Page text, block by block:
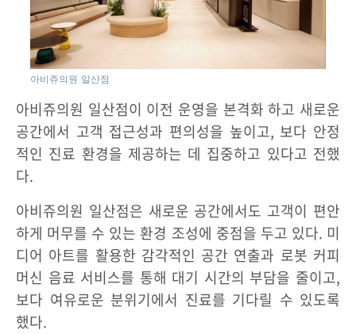
아비쥬의원 일산점
아비쥬의원 일산점이 이전 운영을 본격화 하고 새로운
공간에서 고객 접근성과 편의성을 높이고, 보다 안정
적인 진료 환경을 제공하는 데 집중하고 있다고 전했
다.
아비쥬의원 일산점은 새로운 공간에서도 고객이 편안
하게 머무를 수 있는 환경 조성에 중점을 두고 있다. 미
디어 아트를 활용한 감각적인 공간 연출과 로봇 커피
머신 음료 서비스를 통해 대기 시간의 부담을 줄이고,
보다 여유로운 분위기에서 진료를 기다릴 수 있도록
했다.